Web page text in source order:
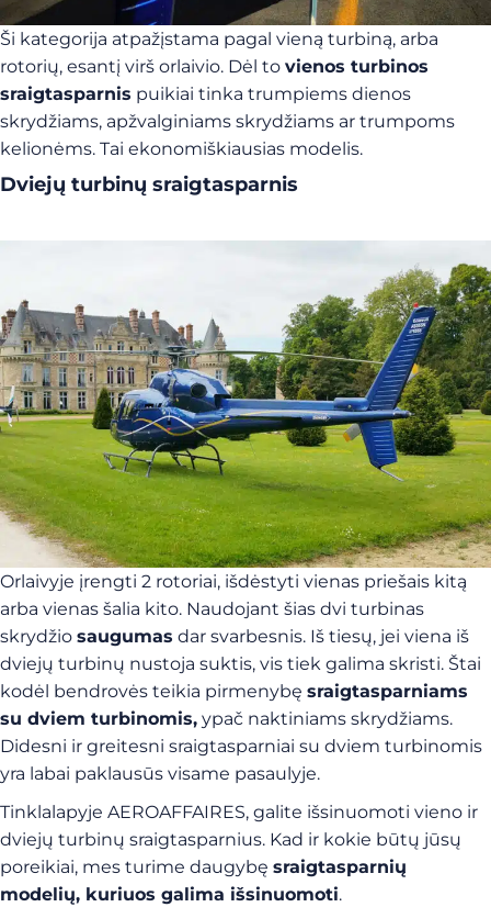
Ši kategorija atpažįstama pagal vieną turbiną, arba
rotorių, esantį virš orlaivio. Dėl to vienos turbinos
sraigtasparnis puikiai tinka trumpiems dienos
skrydžiams, apžvalginiams skrydžiams ar trumpoms
kelionėms. Tai ekonomiškiausias modelis.
Dviejų turbinų sraigtasparnis
Orlaivyje įrengti 2 rotoriai, išdėstyti vienas priešais kitą
arba vienas šalia kito. Naudojant šias dvi turbinas
skrydžio saugumas dar svarbesnis. Iš tiesų, jei viena iš
dviejų turbinų nustoja suktis, vis tiek galima skristi. Štai
kodėl bendrovės teikia pirmenybę sraigtasparniams
su dviem turbinomis, ypač naktiniams skrydžiams.
Didesni ir greitesni sraigtasparniai su dviem turbinomis
yra labai paklausūs visame pasaulyje.
Tinklalapyje AEROAFFAIRES, galite išsinuomoti vieno ir
dviejų turbinų sraigtasparnius. Kad ir kokie būtų jūsų
poreikiai, mes turime daugybę sraigtasparnių
modelių, kuriuos galima išsinuomoti.